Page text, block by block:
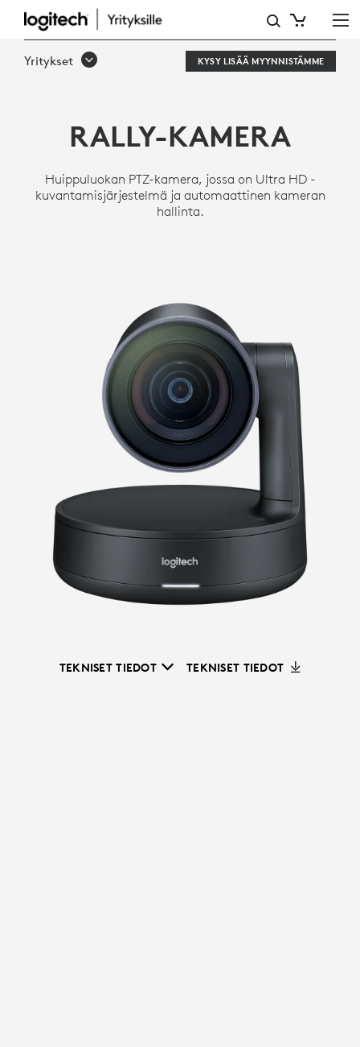
RALLY
ULTRA
KAMERA
KOKOUSKÄYTTÖÖN
Yritykset KYSY LISÄÄ MYYNNISTÄMME
RALLY-KAMERA
Huippuluokan PTZ-kamera, jossa on Ultra HD -
kuvantamisjärjestelmä ja automaattinen kameran
hallinta.
TEKNISET TIEDOT TEKNISET TIEDOT